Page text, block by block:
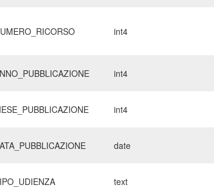
int4
int4
int4
date
text